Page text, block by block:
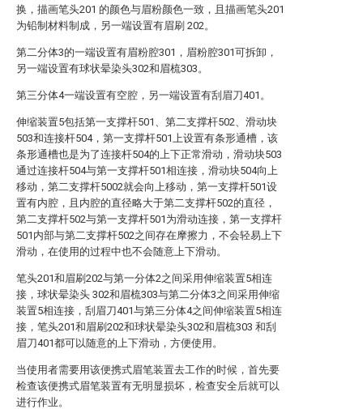
换，描画笔头201 的颜色与眉粉颜色一致，且描画笔头201
为铅制材料制成，另一端设置有眉刷 202。
第二分体3的一端设置有眉粉腔301，眉粉腔301可拆卸，
另一端设置有球状晕染头302和眉梳303。
第三分体4一端设置有空腔，另一端设置有刮眉刀401。
伸缩装置5包括第一支撑杆501、第二支撑杆502、滑动块
503和连接杆504，第一支撑杆501上设置有条形通槽，该
条形通槽也是为了连接杆504的上下正常滑动，滑动块503
通过连接杆504与第一支撑杆501相连接，滑动块504向上
移动，第二支撑杆5002就会向上移动，第一支撑杆501设
置有内腔，且内腔的直径略大于第二支撑杆502的直径，
第二支撑杆502与第一支撑杆501为滑动连接，第一支撑杆
501内部与第二支撑杆502之间存在摩擦力，不会轻易上下
滑动，在使用的过程中也不会随意上下滑动。
笔头201和眉刷202与第一分体2之间采用伸缩装置5相连
接，球状晕染头 302和眉梳303与第二分体3之间采用伸缩
装置5相连接，刮眉刀401与第三分体4之间伸缩装置5相连
接，笔头201和眉刷202和球状晕染头302和眉梳303 和刮
眉刀401都可以随意的上下滑动，方便使用。
当使用者需要用该便携式眉笔装置去工作的时候，首先要
检查该便携式眉笔装置有无明显损坏，检查安全后就可以
进行作业。